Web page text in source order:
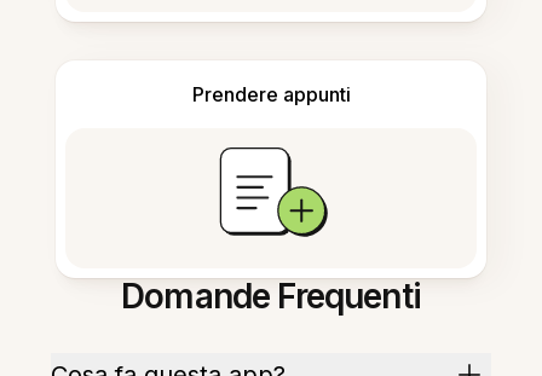
Prendere appunti
Domande Frequenti